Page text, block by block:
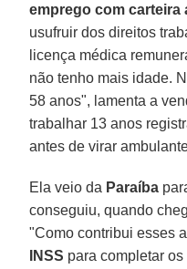
emprego com carteira
usufruir dos direitos
licença médica
não tenho mais idade.
58 anos", lamenta a
trabalhar 13 anos
antes de virar
Ela veio da Paraíba
conseguiu, quando
"Como contribui esses
INSS para completar